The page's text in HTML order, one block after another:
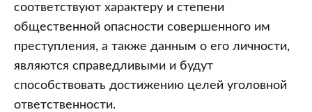
соответствуют характеру и степени
общественной опасности совершенного им
преступления, а также данным о его личности,
являются справедливыми и будут
способствовать достижению целей уголовной
ответственности.